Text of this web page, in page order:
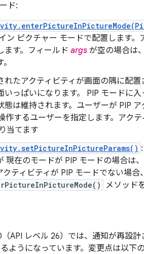
ド:
ン ピクチャー モードで配置します。
ます。フィールド args が空の場合は
れたアクティビティが画面の隅に配
いっぱいになります。 PIP モードに
態は維持されます。ユーザーが PIP
作するユーザーを指定します。アク
当てます
現在のモードが PIP モードの場合は
クティビティが PIP モードでない場
メソッド
API レベル 26）では、通知が再設
ようになっています。変更点は以下の